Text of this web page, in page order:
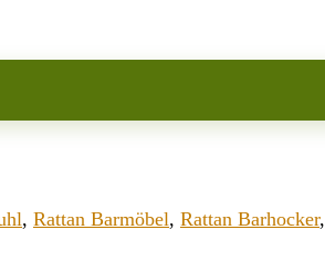
, Rattan Barmöbel, Rattan Barhocker,